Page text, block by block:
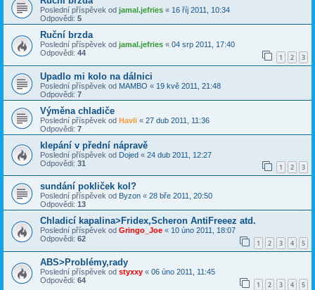
Poslední příspěvek od jamal.jefries « 16 říj 2011, 10:34
Odpovědi: 5
Ruční brzda
Poslední příspěvek od jamal.jefries « 04 srp 2011, 17:40
Odpovědi: 44 1 2 3
Upadlo mi kolo na dálnici
Poslední příspěvek od MAMBO « 19 kvě 2011, 21:48
Odpovědi: 7
Výměna chladiče
Poslední příspěvek od Havli « 27 dub 2011, 11:36
Odpovědi: 7
klepání v přední nápravě
Poslední příspěvek od Dojed « 24 dub 2011, 12:27
Odpovědi: 31 1 2 3
sundání pokliček kol?
Poslední příspěvek od Byzon « 28 bře 2011, 20:50
Odpovědi: 13
Chladicí kapalina>Fridex,Scheron AntiFreeez atd.
Poslední příspěvek od Gringo_Joe « 10 úno 2011, 18:07
Odpovědi: 62 1 2 3 4 5
ABS>Problémy,rady
Poslední příspěvek od styxxy « 06 úno 2011, 11:45
Odpovědi: 64 1 2 3 4 5